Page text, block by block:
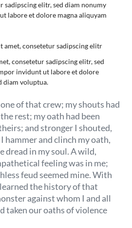
sadipscing elitr, sed diam nonumy
labore et dolore magna aliquyam
amet, consetetur sadipscing elitr
consetetur sadipscing elitr, sed
invidunt ut labore et dolore
diam voluptua.
of that crew; my shouts had
rest; my oath had been
and stronger I shouted,
hammer and clinch my oath,
dread in my soul. A wild,
feeling was in me;
feud seemed mine. With
the history of that
against whom I and all
taken our oaths of violence